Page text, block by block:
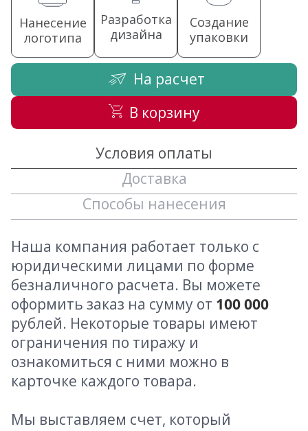
Нанесение
логотипа
Разработка
дизайна
Создание
упаковки
На расчет
В корзину
Условия оплаты
Доставка
Способы нанесения
Наша компания работает только с
юридическими лицами по форме
безналичного расчета. Вы можете
оформить заказ на сумму от 100 000
рублей. Некоторые товары имеют
ограничения по тиражу и
ознакомиться с ними можно в
карточке каждого товара.
Мы выставляем счет, который